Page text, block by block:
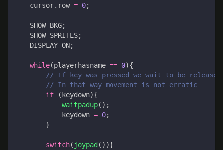
cursor. row = 0;
SHOW_BKG;
SHOW_SPRITES;
DISPLAY_ON;
while(playerhasname == 0){
if
( keydown){
waitpadup();
keydown = 0;
}
switch( joypad ()){